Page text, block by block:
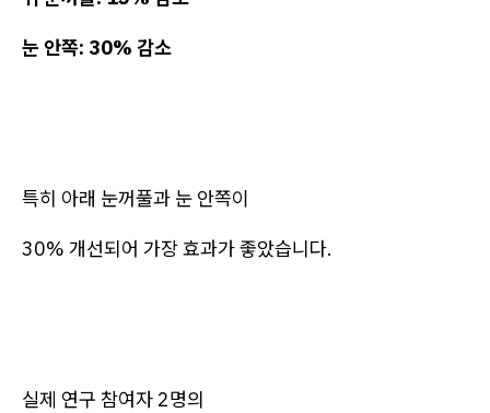
눈 안쪽: 30% 감소
특히 아래 눈꺼풀과 눈 안쪽이
30% 개선되어 가장 효과가 좋았습니다.
실제 연구 참여자 2명의